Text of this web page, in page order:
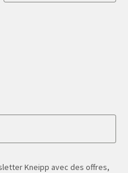
Kneipp avec des offres,